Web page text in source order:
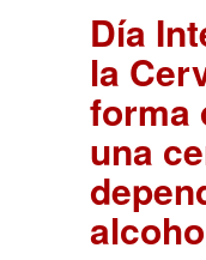
Día
la
forma
una